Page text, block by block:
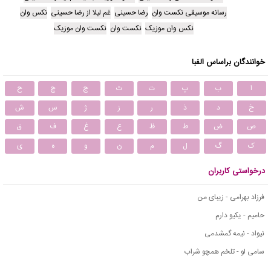
رسانه موسیقی نکست وان رضا حسینی غم لیلا از رضا حسینی نکس وان
نکس وان موزیک نکست وان نکست وان موزیک
خوانندگان براساس الفبا
ا ب پ ت ث ج چ
ح
خ
د ذ ر ز ژ س
ش
ص
ض ط ظ ع غ ف
ق
ک
گ ل م ن و ه ی
درخواستی کاربران
فرزاد بهرامی - زیبای من
حامیم - یکیو دارم
نیواد - نیمه گمشدمی
سامی لو - تلخم همچو شراب